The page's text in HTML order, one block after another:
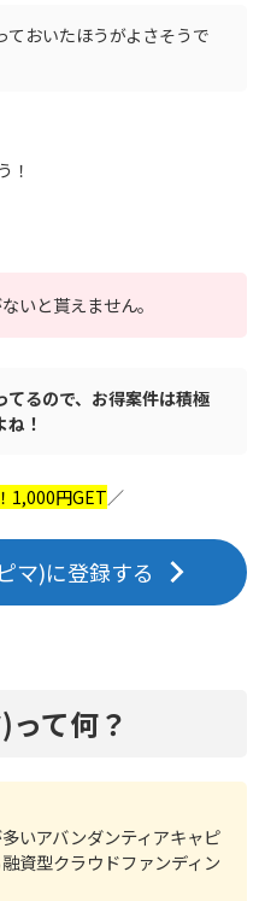
ておいたほうがよさそうで
！
いと貰えません。
てるので、お得案件は積極
！
1,000円GET／
マ)に登録する
て何？
いアバンダンティアキャピ
資型クラウドファンディン